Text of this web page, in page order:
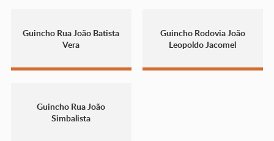
Guincho Rua João Batista
Vera
Guincho Rodovia João
Leopoldo Jacomel
Guincho Rua João
Simbalista